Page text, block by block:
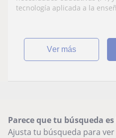
tecnología aplicada a la
ver más
Parece que tu búsqueda
Ajusta tu búsqueda para